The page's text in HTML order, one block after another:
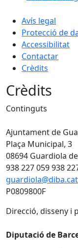
Avís legal
Protecció de
Accessibilitat
Contactar
Crèdits
Crèdits
Continguts
Ajuntament de
Plaça Municipal, 3
08694 Guardiola
938 227 059 938
guardiola@diba.cat
P0809800F
Direcció, disseny i
Diputació de